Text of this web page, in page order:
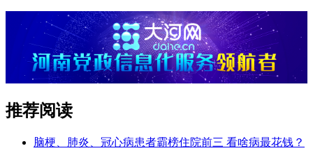
推荐阅读
脑梗、肺炎、冠心病患者霸榜住院前三 看啥病最花钱？